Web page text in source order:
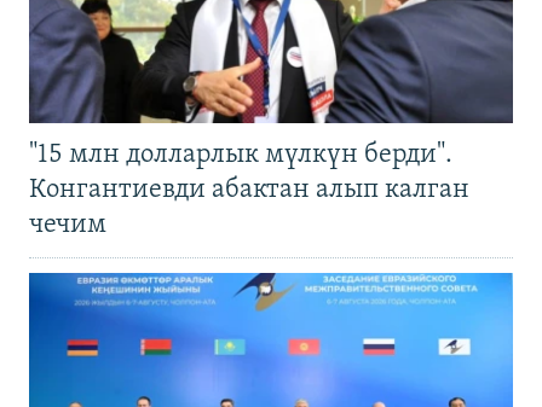
"15 млн долларлык мүлкүн берди".
Конгантиевди абактан алып калган
чечим